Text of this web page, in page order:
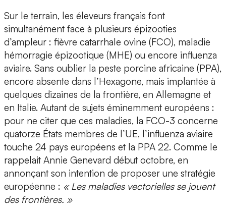
Sur le terrain, les éleveurs français font
simultanément face à plusieurs épizooties
d’ampleur : fièvre catarrhale ovine (FCO), maladie
hémorragie épizootique (MHE) ou encore influenza
aviaire. Sans oublier la peste porcine africaine (PPA),
encore absente dans l’Hexagone, mais implantée à
quelques dizaines de la frontière, en Allemagne et
en Italie. Autant de sujets éminemment européens :
pour ne citer que ces maladies, la FCO-3 concerne
quatorze États membres de l’UE, l’influenza aviaire
touche 24 pays européens et la PPA 22. Comme le
rappelait Annie Genevard début octobre, en
annonçant son intention de proposer une stratégie
européenne : « Les maladies vectorielles se jouent
des frontières. »